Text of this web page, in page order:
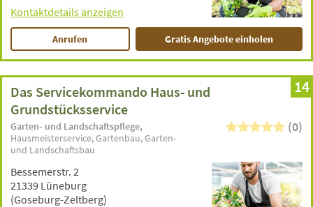
Kontaktdetails anzeigen
Anrufen Gratis Angebote einholen
14
Das Servicekommando Haus- und
Grundstücksservice
Garten- und Landschaftspflege
Hausmeisterservice Gartenbau Garten-
und Landschaftsbau
(0)
Bessemerstr. 2
21339 Lüneburg
(Goseburg-Zeltberg)